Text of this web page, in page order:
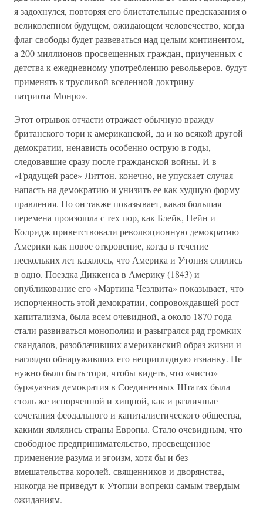
я задохнулся, повторяя его блистательные предсказания о
великолепном будущем, ожидающем человечество, когда
флаг свободы будет развеваться над целым континентом,
а 200 миллионов просвещенных граждан, приученных с
детства к ежедневному употреблению револьверов, будут
применять к трусливой вселенной доктрину
патриота Монро».
Этот отрывок отчасти отражает обычную вражду
британского тори к американской, да и ко всякой другой
демократии, ненависть особенно острую в годы,
следовавшие сразу после гражданской войны. И в
«Грядущей расе» Литтон, конечно, не упускает случая
напасть на демократию и унизить ее как худшую форму
правления. Но он также показывает, какая большая
перемена произошла с тех пор, как Блейк, Пейн и
Колридж приветствовали революционную демократию
Америки как новое откровение, когда в течение
нескольких лет казалось, что Америка и Утопия слились
в одно. Поездка Диккенса в Америку (1843) и
опубликование его «Мартина Чезлвита» показывает, что
испорченность этой демократии, сопровождавшей рост
капитализма, была всем очевидной, а около 1870 года
стали развиваться монополии и разыгрался ряд громких
скандалов, разоблачивших американский образ жизни и
наглядно обнаруживших его неприглядную изнанку. Не
нужно было быть тори, чтобы видеть, что «чисто»
буржуазная демократия в Соединенных Штатах была
столь же испорченной и хищной, как и различные
сочетания феодального и капиталистического общества,
какими являлись страны Европы. Стало очевидным, что
свободное предпринимательство, просвещенное
применение разума и эгоизм, хотя бы и без
вмешательства королей, священников и дворянства,
никогда не приведут к Утопии вопреки самым твердым
ожиданиям.